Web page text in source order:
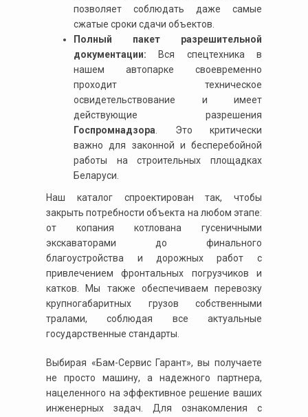
позволяет соблюдать даже самые
сжатые сроки сдачи объектов.
Полный пакет разрешительной
документации: Вся спецтехника в
нашем автопарке своевременно
проходит техническое
освидетельствование и имеет
действующие разрешения
Госпромнадзора . Это критически
важно для законной и бесперебойной
работы на строительных площадках
Беларуси.
Наш каталог спроектирован так, чтобы
закрыть потребности объекта на любом этапе:
от копания котлована гусеничными
экскаваторами до финального
благоустройства и дорожных работ с
привлечением фронтальных погрузчиков и
катков. Мы также обеспечиваем перевозку
крупногабаритных грузов собственными
тралами, соблюдая все актуальные
государственные стандарты.
Выбирая «Бам-Сервис Гарант», вы получаете
не просто машину, а надежного партнера,
нацеленного на эффективное решение ваших
инженерных задач. Для ознакомления с